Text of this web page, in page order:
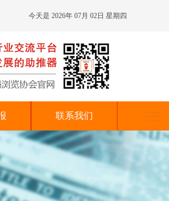
今天是 2026年 07月 02日 星期四
联系我们